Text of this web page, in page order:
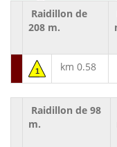
Raidillon de
208 m.
1 km 0.58
Raidillon de 98
m.